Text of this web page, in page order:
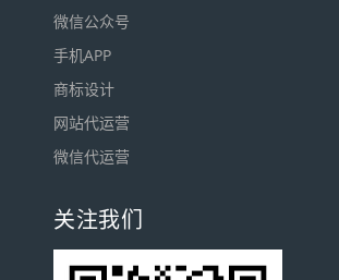
微信公众号
手机APP
商标设计
网站代运营
微信代运营
关注我们